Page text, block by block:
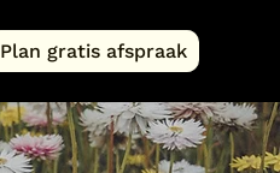
Plan gratis afspraak